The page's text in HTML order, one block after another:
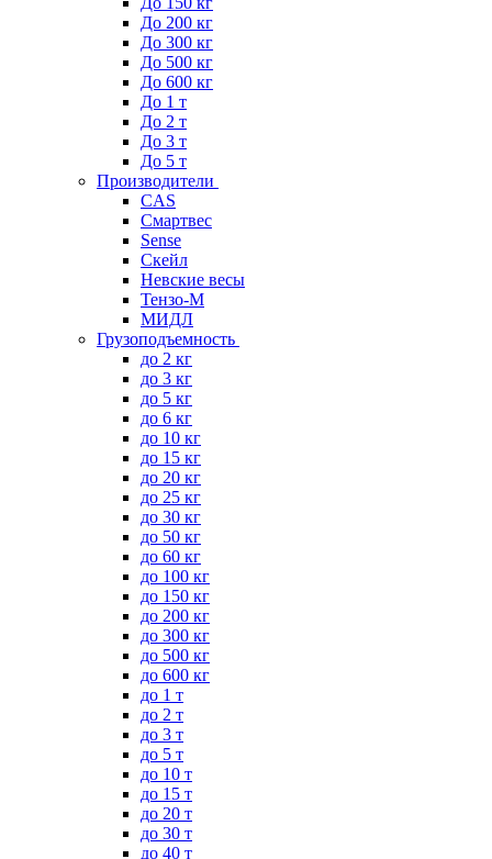
До 200 кг
До 300 кг
До 500 кг
До 600 кг
До 1 т
До 2 т
До 3 т
До 5 т
Производители
CAS
Смартвес
Sense
Скейл
Невские весы
Тензо-М
МИДЛ
Грузоподъемность
до 2 кг
до 3 кг
до 5 кг
до 6 кг
до 10 кг
до 15 кг
до 20 кг
до 25 кг
до 30 кг
до 50 кг
до 60 кг
до 100 кг
до 150 кг
до 200 кг
до 300 кг
до 500 кг
до 600 кг
до 1 т
до 2 т
до 3 т
до 5 т
до 10 т
до 15 т
до 20 т
до 30 т
до 40 т